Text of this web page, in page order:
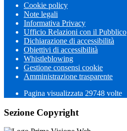
Cookie policy
Note legali
Informativa Privacy
Ufficio Relazioni con il Pubblico
Dichiarazione di accessibilità
Obiettivi di accessibilità
Whistleblowing
Gestione consensi cookie
Amministrazione trasparente
Pagina visualizzata 29748 volte
Sezione Copyright